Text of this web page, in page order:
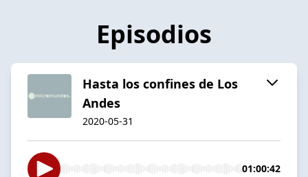
Episodios
Hasta los confines de Los
Andes
2020-05-31
01:00:42